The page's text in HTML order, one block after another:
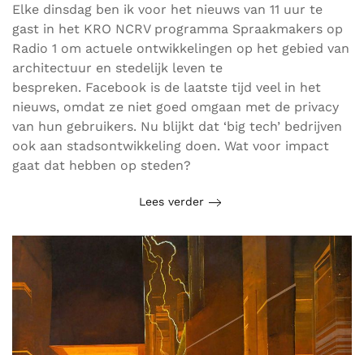
Elke dinsdag ben ik voor het nieuws van 11 uur te
gast in het KRO NCRV programma Spraakmakers op
Radio 1 om actuele ontwikkelingen op het gebied van
architectuur en stedelijk leven te
bespreken. Facebook is de laatste tijd veel in het
nieuws, omdat ze niet goed omgaan met de privacy
van hun gebruikers. Nu blijkt dat ‘big tech’ bedrijven
ook aan stadsontwikkeling doen. Wat voor impact
gaat dat hebben op steden?
Lees verder